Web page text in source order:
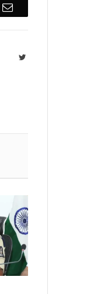
Email
Twitter